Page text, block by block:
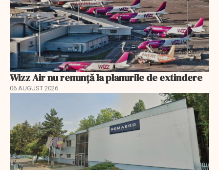
Wizz Air nu renunță la planurile de extindere
06 AUGUST 2026